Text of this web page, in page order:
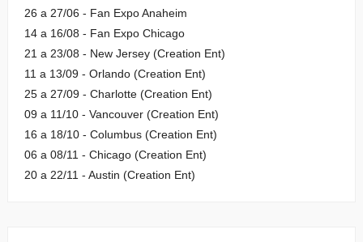
26 a 27/06 - Fan Expo Anaheim
14 a 16/08 - Fan Expo Chicago
21 a 23/08 - New Jersey (Creation Ent)
11 a 13/09 - Orlando (Creation Ent)
25 a 27/09 - Charlotte (Creation Ent)
09 a 11/10 - Vancouver (Creation Ent)
16 a 18/10 - Columbus (Creation Ent)
06 a 08/11 - Chicago (Creation Ent)
20 a 22/11 - Austin (Creation Ent)